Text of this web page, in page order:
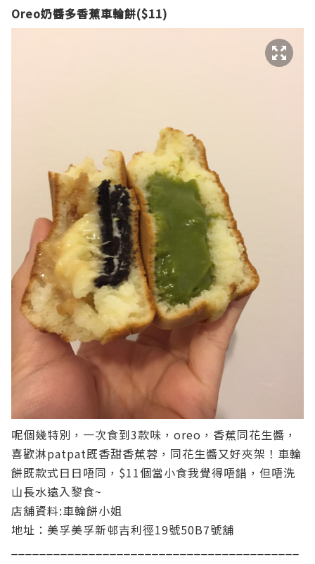
Oreo奶醬多香蕉車輪餅($11)
呢個幾特別，一次食到3款味，oreo，香蕉同花生醬，
喜歡淋patpat既香甜香蕉蓉，同花生醬又好夾架！車輪
餅既款式日日唔同，$11個當小食我覺得唔錯，但唔洗
山長水遠入黎食~
店舖資料:車輪餅小姐
地址： 美孚美孚新邨吉利徑19號50B7號舖